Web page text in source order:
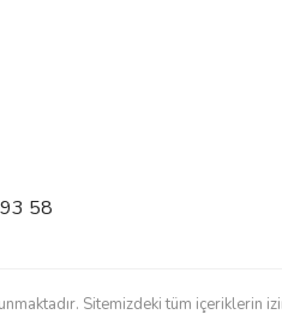
58
Sitemizdeki tüm içeriklerin